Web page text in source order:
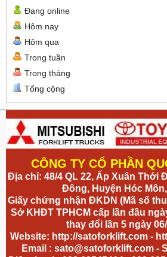
Đang online
Hôm nay
Hôm qua
Trong tuần
Trong tháng
Tổng cộng
CÔNG TY CỔ PHẦN
Địa chỉ: 48/4 QL 22, Ấp Xuân Thới
Đông, Huyện Hóc Môn,
Giấy chứng nhận ĐKDN (Mã số
Sở KHĐT TPHCM cấp lần đầu
thay đổi lần 5 ngày
Website: http://satoforklift.com -
Email : sato@satoforklift.com-